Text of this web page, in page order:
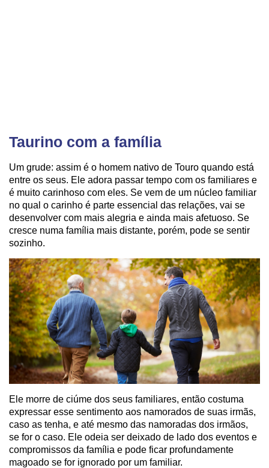
Taurino com a família
Um grude: assim é o homem nativo de Touro quando está
entre os seus. Ele adora passar tempo com os familiares e
é muito carinhoso com eles. Se vem de um núcleo familiar
no qual o carinho é parte essencial das relações, vai se
desenvolver com mais alegria e ainda mais afetuoso. Se
cresce numa família mais distante, porém, pode se sentir
sozinho.
Ele morre de ciúme dos seus familiares, então costuma
expressar esse sentimento aos namorados de suas irmãs,
caso as tenha, e até mesmo das namoradas dos irmãos,
se for o caso. Ele odeia ser deixado de lado dos eventos e
compromissos da família e pode ficar profundamente
magoado se for ignorado por um familiar.